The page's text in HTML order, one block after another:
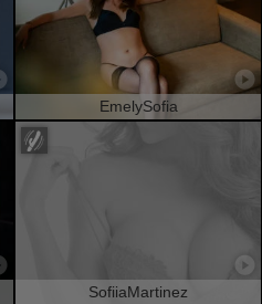
EmelySofia
SofiiaMartinez